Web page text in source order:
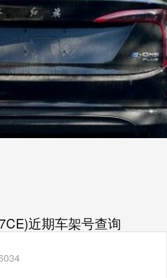
近期车架号查询